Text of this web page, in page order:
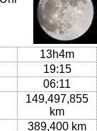
13h4m
19:15
06:11
149,497,855
km
389,400 km